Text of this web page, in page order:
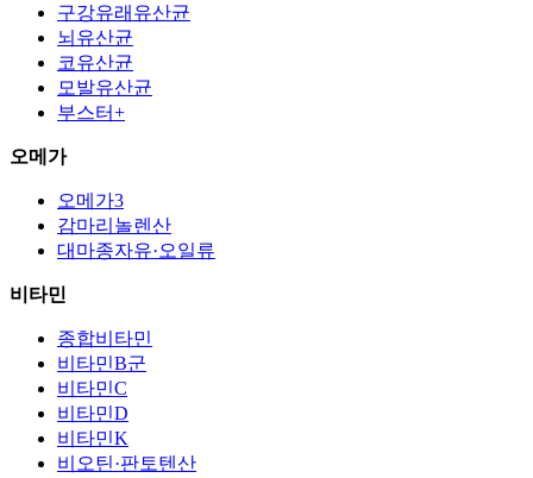
구강유래유산균
뇌유산균
코유산균
모발유산균
부스터+
오메가
오메가3
감마리놀렌산
대마종자유·오일류
비타민
종합비타민
비타민B군
비타민C
비타민D
비타민K
비오틴·판토텐산